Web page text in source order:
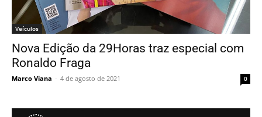
Veículos
Nova Edição da 29Horas traz especial com
Ronaldo Fraga
Marco Viana - 4 de agosto de 2021 0